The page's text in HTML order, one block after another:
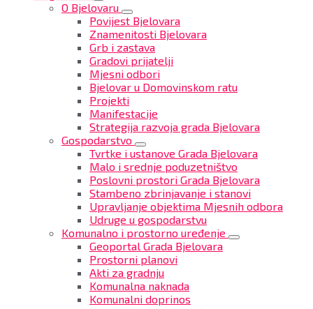
O Bjelovaru
Povijest Bjelovara
Znamenitosti Bjelovara
Grb i zastava
Gradovi prijatelji
Mjesni odbori
Bjelovar u Domovinskom ratu
Projekti
Manifestacije
Strategija razvoja grada Bjelovara
Gospodarstvo
Tvrtke i ustanove Grada Bjelovara
Malo i srednje poduzetništvo
Poslovni prostori Grada Bjelovara
Stambeno zbrinjavanje i stanovi
Upravljanje objektima Mjesnih odbora
Udruge u gospodarstvu
Komunalno i prostorno uređenje
Geoportal Grada Bjelovara
Prostorni planovi
Akti za gradnju
Komunalna naknada
Komunalni doprinos